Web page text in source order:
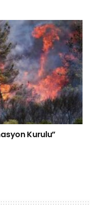
Kurulu”